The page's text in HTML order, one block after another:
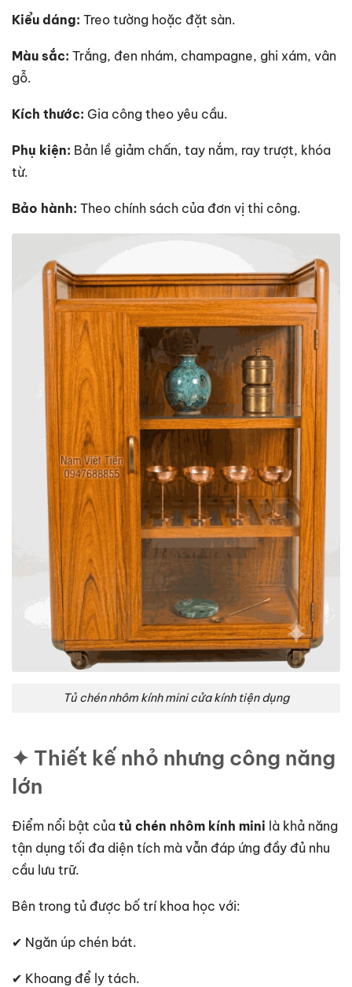
Kiểu dáng: Treo tường hoặc đặt sàn.
Màu sắc: Trắng, đen nhám, champagne, ghi xám, vân
gỗ.
Kích thước: Gia công theo yêu cầu.
Phụ kiện: Bản lề giảm chấn, tay nắm, ray trượt, khóa
từ.
Bảo hành: Theo chính sách của đơn vị thi công.
Tủ chén nhôm kính mini cửa kính tiện dụng
✦ Thiết kế nhỏ nhưng công năng
lớn
Điểm nổi bật của tủ chén nhôm kính mini là khả năng
tận dụng tối đa diện tích mà vẫn đáp ứng đầy đủ nhu
cầu lưu trữ.
Bên trong tủ được bố trí khoa học với:
✔ Ngăn úp chén bát.
✔ Khoang để ly tách.